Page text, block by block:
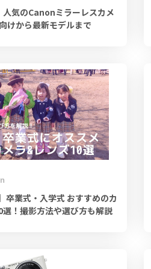
人気のCanonミラーレスカメ
けから最新モデルまで
卒業式・入学式 おすすめのカ
！撮影方法や選び方も解説